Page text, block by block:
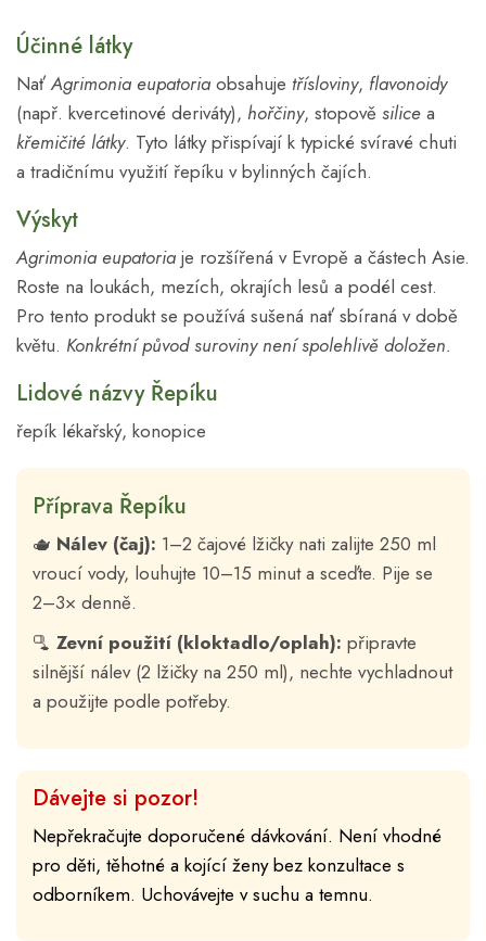
Účinné látky
NaťAgrimonia eupatoria obsahuje třísloviny, flavonoidy
(např. kvercetinové deriváty), hořčiny, stopově silice a
křemičité látky. Tyto látky přispívají k typické svíravé chuti
a tradičnímu využití řepíku v bylinných čajích.
Výskyt
Agrimonia eupatoria je rozšířená v Evropě a částech Asie.
Roste na loukách, mezích, okrajích lesů a podél cest.
Pro tento produkt se používá sušená nať sbíraná v době
květu. Konkrétní původ suroviny není spolehlivě doložen.
Lidové názvy Řepíku
řepík lékařský, konopice
Příprava Řepíku
🫖 Nálev (čaj): 1–2 čajové lžičky nati zalijte 250 ml
vroucí vody, louhujte 10–15 minut a sceďte. Pije se
2–3× denně.
🫗 Zevní použití (kloktadlo/oplah): připravte
silnější nálev (2 lžičky na 250 ml), nechte vychladnout
a použijte podle potřeby.
Dávejte si pozor!
Nepřekračujte doporučené dávkování. Není vhodné
pro děti, těhotné a kojící ženy bez konzultace s
odborníkem. Uchovávejte v suchu a temnu.